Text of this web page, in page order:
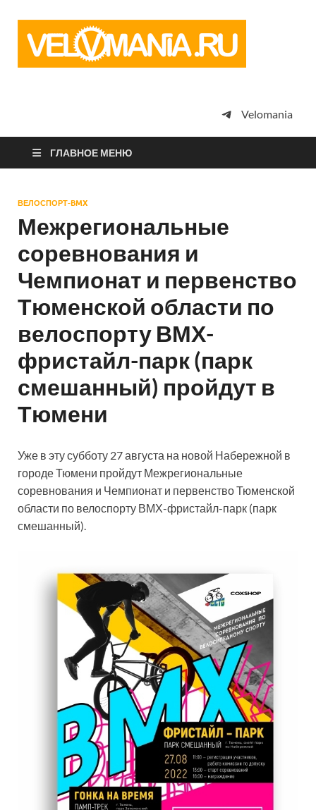
просто
Velomania
ГЛАВНОЕ МЕНЮ
ВЕЛОСПОРТ-BMX
Межрегиональные
соревнования и
Чемпионат и первенство
Тюменской области по
велоспорту ВМХ-
фристайл-парк (парк
смешанный) пройдут в
Тюмени
Уже в эту субботу 27 августа на новой Набережной в
городе Тюмени пройдут Межрегиональные
соревнования и Чемпионат и первенство Тюменской
области по велоспорту ВМХ-фристайл-парк (парк
смешанный).